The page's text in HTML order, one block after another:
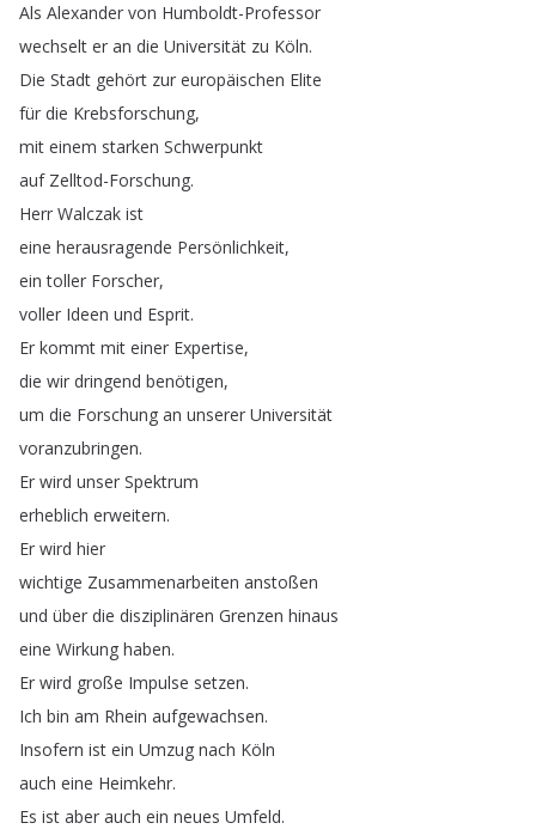
Als Alexander von Humboldt-Professor
wechselt er an die Universität zu Köln.
Die Stadt gehört zur europäischen Elite
für die Krebsforschung,
mit einem starken Schwerpunkt
auf Zelltod-Forschung.
Herr Walczak ist
eine herausragende Persönlichkeit,
ein toller Forscher,
voller Ideen und Esprit.
Er kommt mit einer Expertise,
die wir dringend benötigen,
um die Forschung an unserer Universität
voranzubringen.
Er wird unser Spektrum
erheblich erweitern.
Er wird hier
wichtige Zusammenarbeiten anstoßen
und über die disziplinären Grenzen hinaus
eine Wirkung haben.
Er wird große Impulse setzen.
Ich bin am Rhein aufgewachsen.
Insofern ist ein Umzug nach Köln
auch eine Heimkehr.
Es ist aber auch ein neues Umfeld.